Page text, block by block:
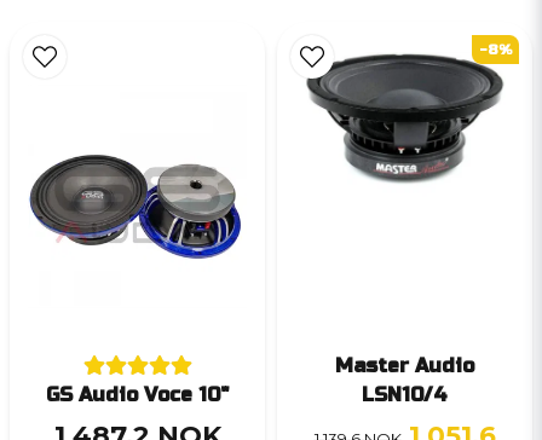
GS Audio Voce 10"
Master Audio
LSN10/4
-8%